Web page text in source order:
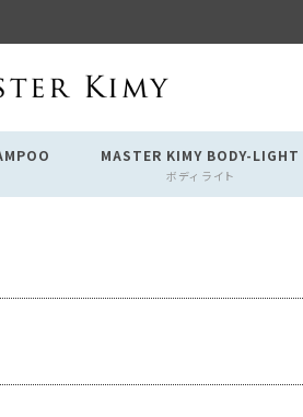
MASTER KIMY BODY-LIGHT
ボディ ライト